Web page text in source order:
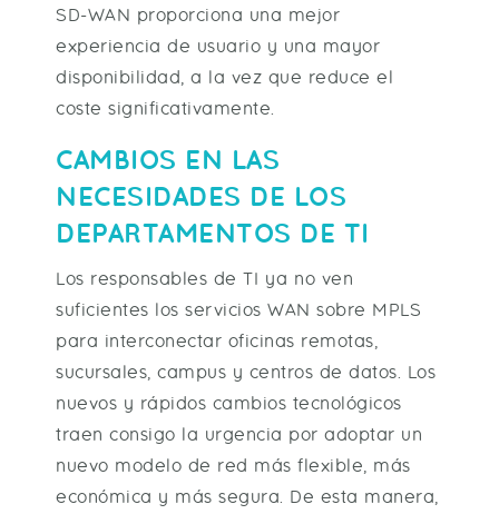
SD-WAN proporciona una mejor
experiencia de usuario y una mayor
disponibilidad, a la vez que reduce el
coste significativamente.
CAMBIOS EN LAS
NECESIDADES DE LOS
DEPARTAMENTOS DE TI
Los responsables de TI ya no ven
suficientes los servicios WAN sobre MPLS
para interconectar oficinas remotas,
sucursales, campus y centros de datos. Los
nuevos y rápidos cambios tecnológicos
traen consigo la urgencia por adoptar un
nuevo modelo de red más flexible, más
económica y más segura. De esta manera,